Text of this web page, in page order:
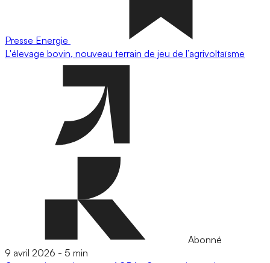
Presse Energie
L'élevage bovin, nouveau terrain de jeu de l’agrivoltaïsme
Abonné
9 avril 2026 - 5 min